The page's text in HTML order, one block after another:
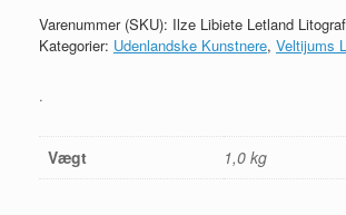
Litografi
1990
42/300
Varenummer (SKU): Ilze Libiete Letland
Kategorier: Udenlandske Kunstnere, Veltijums
.
Vægt 1,0 kg